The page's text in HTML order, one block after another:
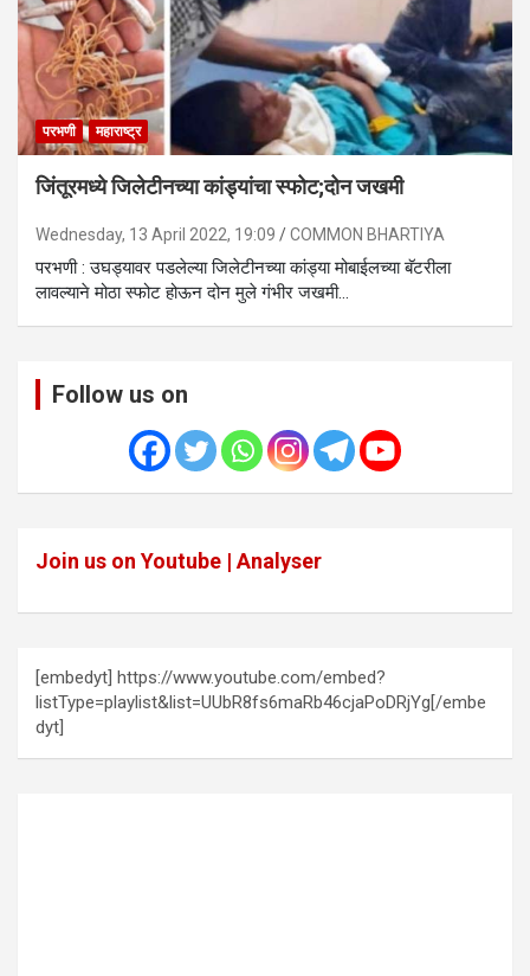
परभणी महाराष्ट्र
जिंतूरमध्ये जिलेटीनच्या कांड्यांचा स्फोट;दोन जखमी
Wednesday, 13 April 2022, 19:09 COMMON BHARTIYA
परभणी : उघड्यावर पडलेल्या जिलेटीनच्या कांड्या मोबाईलच्या बॅटरीला
लावल्याने मोठा स्फोट होऊन दोन मुले गंभीर जखमी…
Follow us on
Join us on Youtube | Analyser
[embedyt] https://www.youtube.com/embed?
listType=playlist&list=UUbR8fs6maRb46cjaPoDRjYg[/embe
dyt]